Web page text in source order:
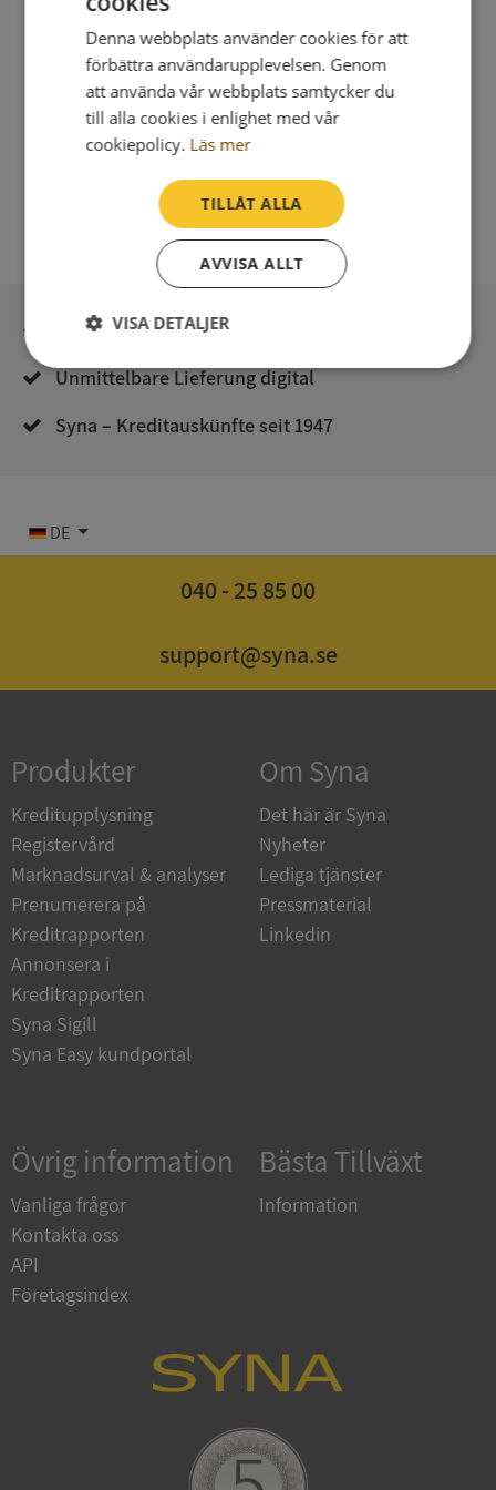
Sichere Bezahlung mit stripe
Unmittelbare Lieferung digital
Syna – Kreditauskünfte seit 1947
DE
040 - 25 85 00
support@syna.se
Produkter
Kreditupplysning
Registervård
Marknadsurval & analyser
Prenumerera på
Kreditrapporten
Annonsera i
Kreditrapporten
Syna Sigill
Syna Easy kundportal
Om Syna
Det här är Syna
Nyheter
Lediga tjänster
Pressmaterial
Linkedin
Övrig information
Vanliga frågor
Kontakta oss
API
Företagsindex
Bästa Tillväxt
Information
Denna webbplats använder cookies för att
förbättra användarupplevelsen. Genom
att använda vår webbplats samtycker du
till alla cookies i enlighet med vår
cookiepolicy. Läs mer
TILLÅT ALLA
AVVISA ALLT
VISA DETALJER
Strikt
nödvändigt
Prestanda Inriktning
Funktioner
Oklassificerade
Namn
Leverantör
Domän
__RequestVerificationToken
Corporation
de.syna.se
.youtube.com
ASP.NET_SessionId
Microsoft
Corporation